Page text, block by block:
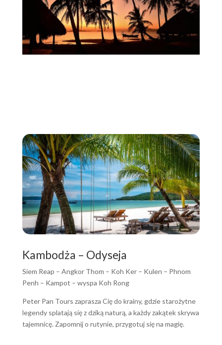
Kambodża – Odyseja
Siem Reap – Angkor Thom – Koh Ker – Kulen – Phnom
Penh – Kampot – wyspa Koh Rong
Peter Pan Tours zaprasza Cię do krainy, gdzie starożytne
legendy splatają się z dziką naturą, a każdy zakątek skrywa
tajemnicę. Zapomnij o rutynie, przygotuj się na magię.